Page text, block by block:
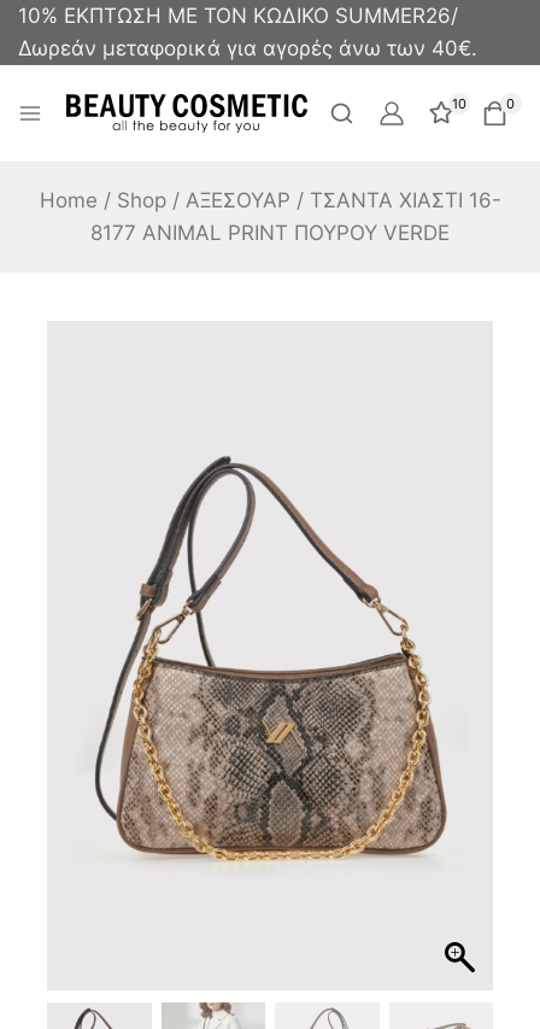
10% ΕΚΠΤΩΣΗ ΜΕ ΤΟΝ ΚΩΔΙΚΟ SUMMER26/
Δωρεάν μεταφορικά για αγορές άνω των 40€.
10 0
Home / Shop / ΑΞΕΣΟΥΑΡ / ΤΣΑΝΤΑ ΧΙΑΣΤΙ 16-
8177 ANIMAL PRINT ΠΟΥΡΟΥ VERDE